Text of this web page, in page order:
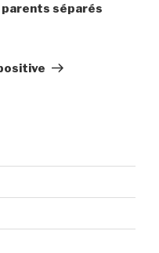
parents séparés